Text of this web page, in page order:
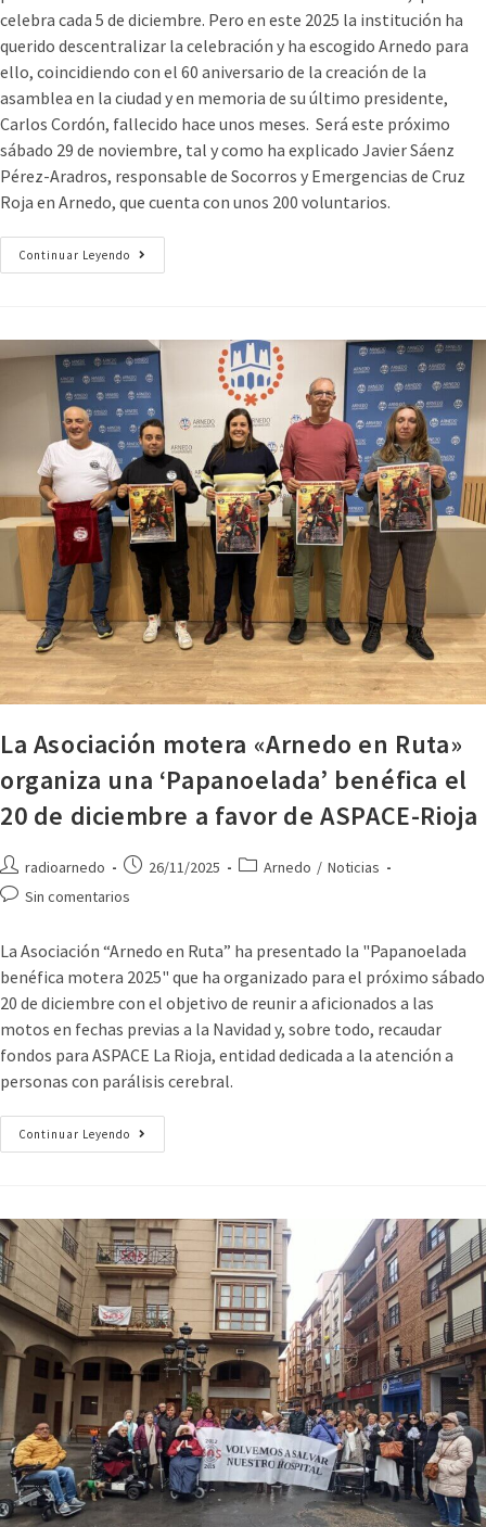
celebra cada 5 de diciembre. Pero en este 2025 la institución ha
querido descentralizar la celebración y ha escogido Arnedo para
ello, coincidiendo con el 60 aniversario de la creación de la
asamblea en la ciudad y en memoria de su último presidente,
Carlos Cordón, fallecido hace unos meses. Será este próximo
sábado 29 de noviembre, tal y como ha explicado Javier Sáenz
Pérez-Aradros, responsable de Socorros y Emergencias de Cruz
Roja en Arnedo, que cuenta con unos 200 voluntarios.
Continuar Leyendo
La Asociación motera «Arnedo en Ruta»
organiza una ‘Papanoelada’ benéfica el
20 de diciembre a favor de ASPACE-Rioja
radioarnedo 26/11/2025 Arnedo / Noticias
Sin comentarios
La Asociación “Arnedo en Ruta” ha presentado la "Papanoelada
benéfica motera 2025" que ha organizado para el próximo sábado
20 de diciembre con el objetivo de reunir a aficionados a las
motos en fechas previas a la Navidad y, sobre todo, recaudar
fondos para ASPACE La Rioja, entidad dedicada a la atención a
personas con parálisis cerebral.
Continuar Leyendo